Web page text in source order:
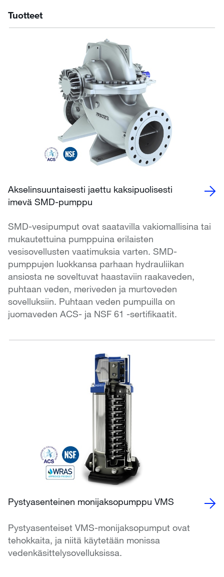
Tuotteet
Akselinsuuntaisesti jaettu kaksipuolisesti
imevä SMD-pumppu
SMD-vesipumput ovat saatavilla vakiomallisina tai
mukautettuina pumppuina erilaisten
vesisovellusten vaatimuksia varten. SMD-
pumppujen luokkansa parhaan hydrauliikan
ansiosta ne soveltuvat haastaviin raakaveden,
puhtaan veden, meriveden ja murtoveden
sovelluksiin. Puhtaan veden pumpuilla on
juomaveden ACS- ja NSF 61 -sertifikaatit.
Pystyasenteinen monijaksopumppu VMS
Pystyasenteiset VMS-monijaksopumput ovat
tehokkaita, ja niitä käytetään monissa
vedenkäsittelysovelluksissa.